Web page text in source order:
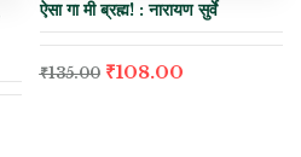
ऐसा गा मी ब्रह्म! : नारायण सुर्वे
₹135.00 ₹108.00